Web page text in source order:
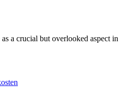
a crucial but overlooked aspect in